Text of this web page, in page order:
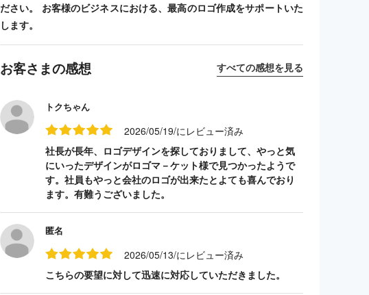
ださい。 お客様のビジネスにおける、最高のロゴ作成をサポートいた
します。
お客さまの感想 すべての感想を見る
トクちゃん
2026/05/19/にレビュー済み
社長が長年、ロゴデザインを探しておりまして、やっと気
にいったデザインがロゴマ－ケット様で見つかったようで
す。社員もやっと会社のロゴが出来たとよても喜んでおり
ます。有難うございました。
匿名
2026/05/13/にレビュー済み
こちらの要望に対して迅速に対応していただきました。